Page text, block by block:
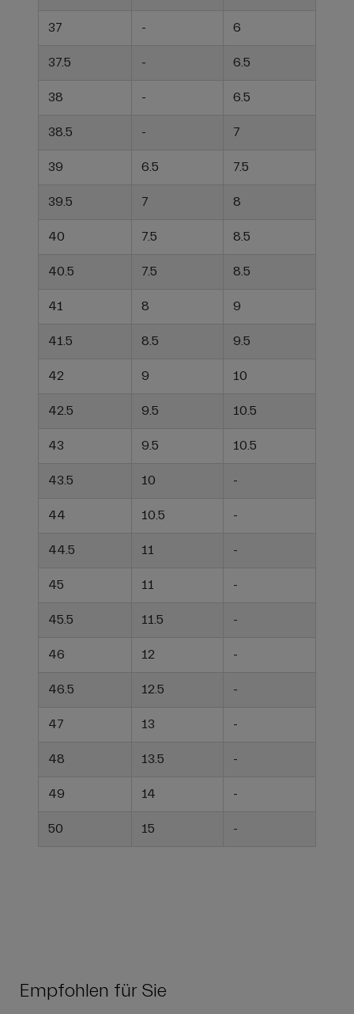
37 - 6
37.5 - 6.5
38 - 6.5
38.5 - 7
39 6.5 7.5
39.5 7 8
40 7.5 8.5
40.5 7.5 8.5
41 8 9
41.5 8.5 9.5
42 9 10
42.5 9.5 10.5
43 9.5 10.5
43.5 10 -
44 10.5 -
44.5 11 -
45 11 -
45.5 11.5 -
46 12 -
46.5 12.5 -
47 13 -
48 13.5 -
49 14 -
50 15 -
Empfohlen für Sie